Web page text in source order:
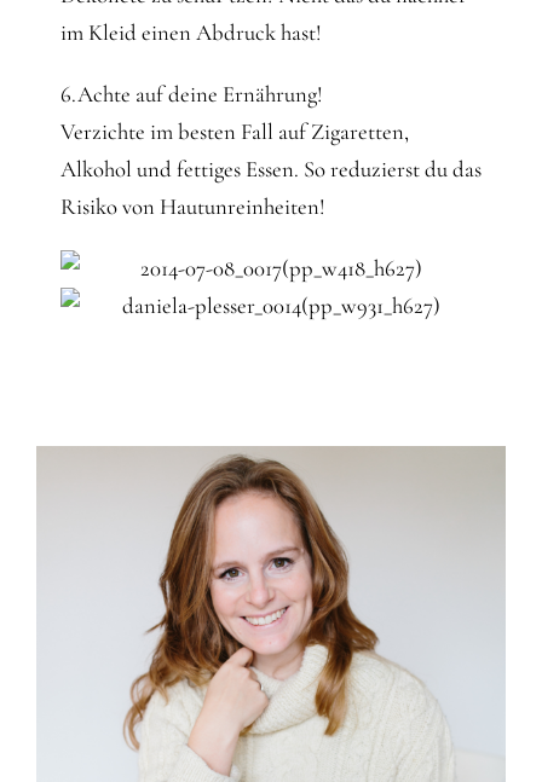
im Kleid einen Abdruck hast!
6.Achte auf deine Ernährung!
Verzichte im besten Fall auf Zigaretten,
Alkohol und fettiges Essen. So reduzierst du das
Risiko von Hautunreinheiten!